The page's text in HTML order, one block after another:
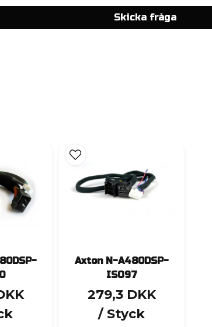
Skicka fråga
Axton N-A480DSP-
ISO97
279,3 DKK
/ Styck